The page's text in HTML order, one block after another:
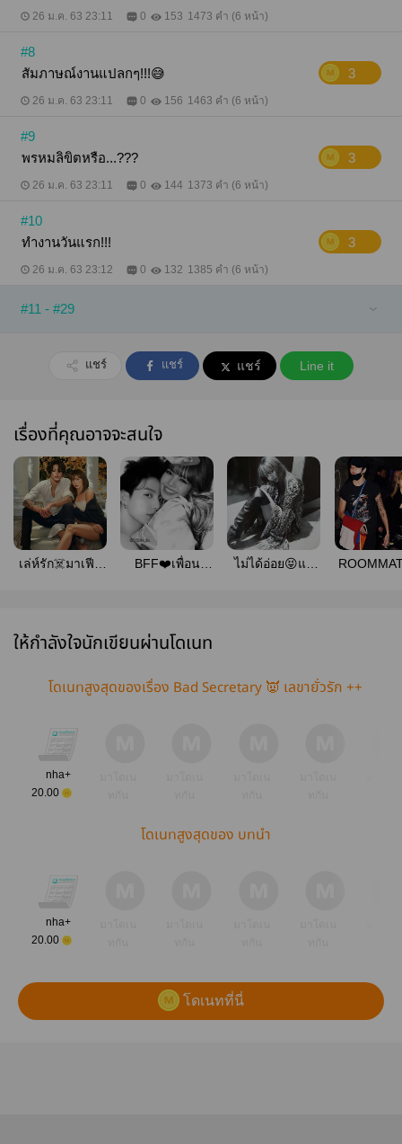
26 ม.ค. 63 23:11 0 153 1473 คำ (6 หน้า)
#8
สัมภาษณ์งานแปลกๆ!!!😅
3
26 ม.ค. 63 23:11 0 156 1463 คำ (6 หน้า)
#9
พรหมลิขิตหรือ...???
3
26 ม.ค. 63 23:11 0 144 1373 คำ (6 หน้า)
#10
ทำงานวันแรก!!!
3
26 ม.ค. 63 23:12 0 132 1385 คำ (6 หน้า)
#11 - #29
แชร์ แชร์ แชร์ Line it
เรื่องที่คุณอาจจะสนใจ
เล่ห์รัก☠️มาเฟีย
BFF❤️เพื่อน
ไม่ได้อ่อย😝แต่
ให้กำลังใจนักเขียนผ่านโดเนท
โดเนทสูงสุดของเรื่อง Bad Secretary 👿 เลขายั่วรัก ++
nha+
20.00
โดเนทสูงสุดของ บทนำ
nha+
20.00
โดเนทที่นี่